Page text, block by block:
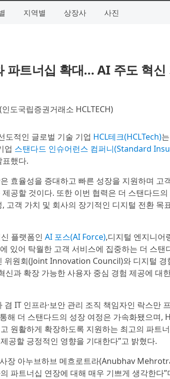
지역별 상장사 사진
파트너십 확대… AI 주도 혁신
도국립증권거래소 HCLTECH)
도적인 글로벌 기술 기업 HCL테크(HCLTech)
업 스탠다드 인슈어런스 컴퍼니(Standard
했다.
효율성을 증대하고 빠른 성장을 지원하며 고
공할 것이다. 또한 이번 협력은 더 스탠다드
고객 가치 및 회사의 장기적인 디지털 전환 목
플랫폼인 AI 포스(AI Force),디지털 엔지니어
있어 탁월한 고객 서비스에 집중하는 더 스탠
위원회(Joint Innovation Council)와 디지털
과 확장 가능한 사용자 중심 경험 제공에 대
IT 인프라·보안 관리 조직 책임자인 락스만
해 더 스탠다드의 성장 여정은 가속화됐으며,
원활하게 확장하도록 지원하는 최고의 파트
공할 긍정적인 영향을 기대한다”고 밝혔다.
장 아누브하브 메흐로트라(Anubhav
파트너십 연장에 대해 매우 기쁘게 생각한다”